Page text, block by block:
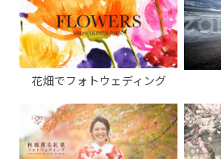
花畑でフォトウェディング